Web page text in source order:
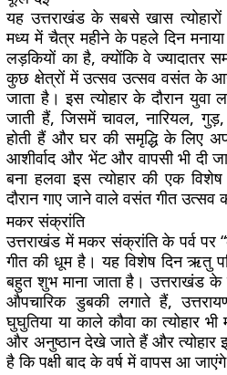
यह उत्तराखंड के सबसे खास
मध्य में चैत्र महीने के पहले दिन
लड़कियों का है, क्योंकि वे ज्यादातर
कुछ क्षेत्रों में उत्सव उत्सव वसंत के
जाता है। इस त्योहार के दौरान
जाती हैं, जिसमें चावल, नारियल,
होती हैं और घर की समृद्धि के लिए
आशीर्वाद और भेंट और वापसी भी दी
बना हलवा इस त्योहार की एक
दौरान गाए जाने वाले वसंत गीत उत्सव
मकर संक्रांति
उत्तराखंड में मकर संक्रांति के पर्व
गीत की धूम है। यह विशेष दिन ऋतु
बहुत शुभ माना जाता है। उत्तराखंड के
औपचारिक डुबकी लगाते हैं,
घुघुतिया या काले कौवा का त्योहार
और अनुष्ठान देखे जाते हैं और त्योहार
है कि पक्षी बाद के वर्ष में वापस आ